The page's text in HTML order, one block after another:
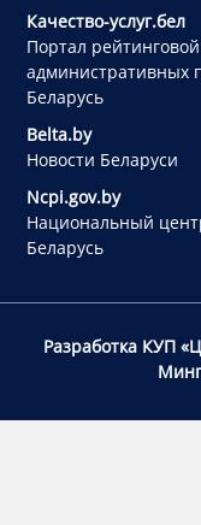
Качество-услуг.бел
Портал
административных
Беларусь
Belta.by
Новости Беларуси
Ncpi.gov.by
Национальный
Беларусь
Разработка КУП